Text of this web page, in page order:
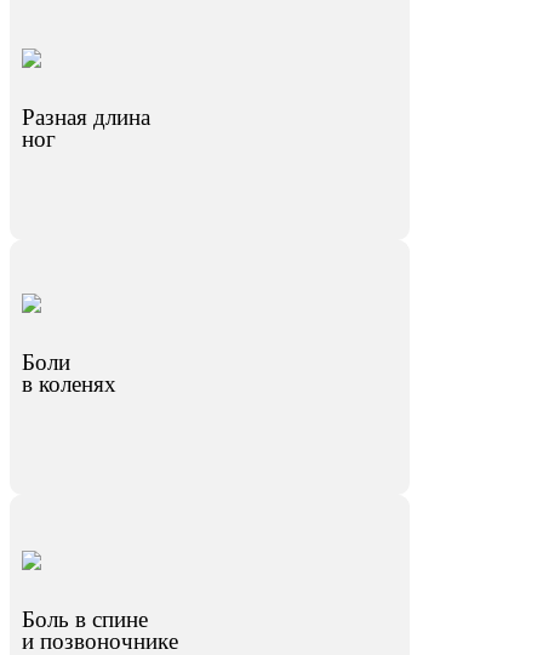
Разная длина
ног
Боли
в коленях
Боль в спине
и позвоночнике